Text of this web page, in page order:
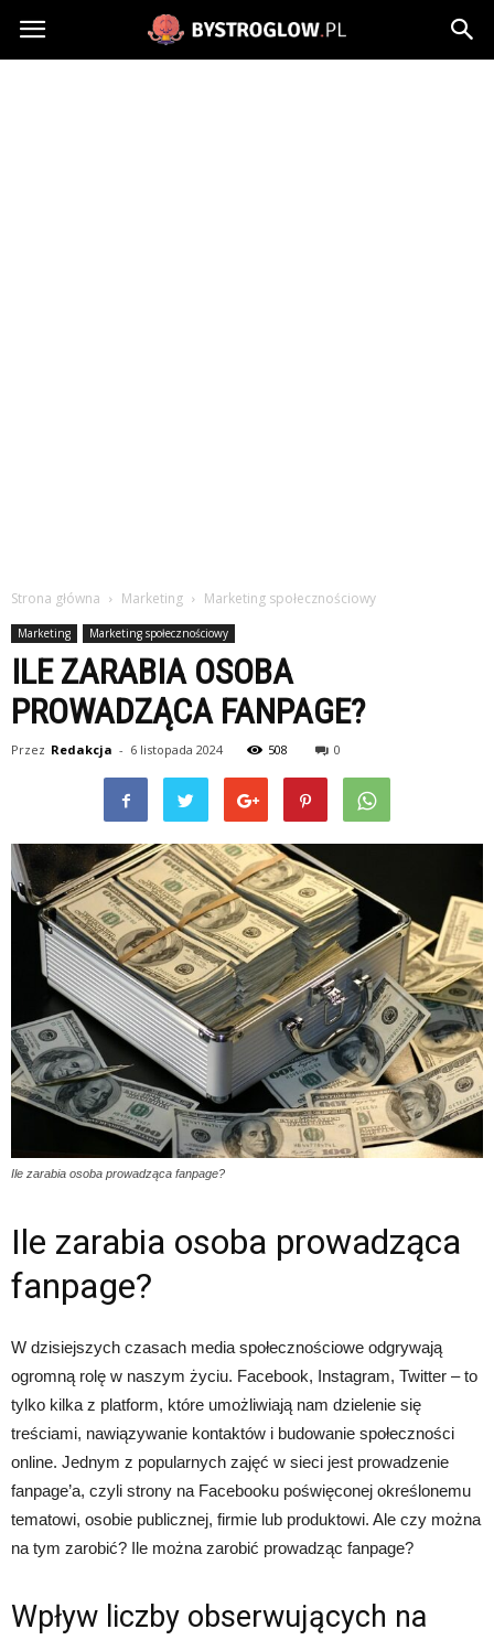
Bystroglow.pl
Strona główna Marketing Marketing społecznościowy
Marketing Marketing społecznościowy
ILE ZARABIA OSOBA
PROWADZĄCA FANPAGE?
Przez Redakcja - 6 listopada 2024 508 0
Ile zarabia osoba prowadząca fanpage?
Ile zarabia osoba prowadząca
fanpage?
W dzisiejszych czasach media społecznościowe odgrywają
ogromną rolę w naszym życiu. Facebook, Instagram, Twitter – to
tylko kilka z platform, które umożliwiają nam dzielenie się
treściami, nawiązywanie kontaktów i budowanie społeczności
online. Jednym z popularnych zajęć w sieci jest prowadzenie
fanpage’a, czyli strony na Facebooku poświęconej określonemu
tematowi, osobie publicznej, firmie lub produktowi. Ale czy można
na tym zarobić? Ile można zarobić prowadząc fanpage?
Wpływ liczby obserwujących na